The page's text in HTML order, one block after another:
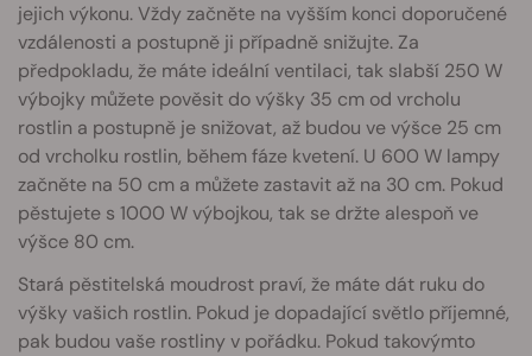
jejich výkonu. Vždy začněte na vyšším konci doporučené
vzdálenosti a postupně ji případně snižujte. Za
předpokladu, že máte ideální ventilaci, tak slabší 250 W
výbojky můžete pověsit do výšky 35 cm od vrcholu
rostlin a postupně je snižovat, až budou ve výšce 25 cm
od vrcholku rostlin, během fáze kvetení. U 600 W lampy
začněte na 50 cm a můžete zastavit až na 30 cm. Pokud
pěstujete s 1000 W výbojkou, tak se držte alespoň ve
výšce 80 cm.
Stará pěstitelská moudrost praví, že máte dát ruku do
výšky vašich rostlin. Pokud je dopadající světlo příjemné,
pak budou vaše rostliny v pořádku. Pokud takovýmto